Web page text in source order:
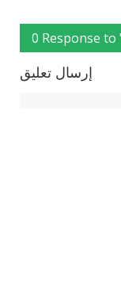
إرسال تعليق